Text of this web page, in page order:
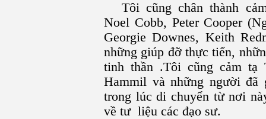
Tôi cũng chân thành
Noel Cobb, Peter Cooper
Georgie Downes, Keith
những giúp đỡ thực tiển,
tinh thần .Tôi cũng cảm tạ
Hammil và những người
trong lúc di chuyển từ nơi
về tư liệu các đạo sư.